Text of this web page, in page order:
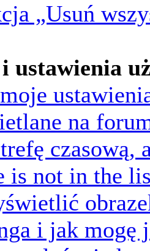
„Usuń
ustawienia
na
czasową,
is not in the
i jak mogę